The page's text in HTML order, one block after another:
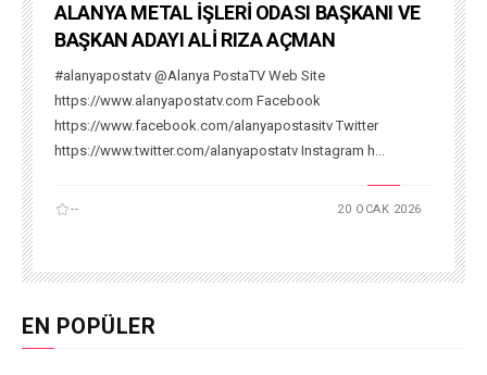
ALANYA METAL İŞLERİ ODASI BAŞKANI VE
BAŞKAN ADAYI ALİ RIZA AÇMAN
#alanyapostatv @Alanya PostaTV Web Site
https://www.alanyapostatv.com Facebook
https://www.facebook.com/alanyapostasitv Twitter
https://www.twitter.com/alanyapostatv Instagram h...
-- 20 OCAK 2026
EN POPÜLER